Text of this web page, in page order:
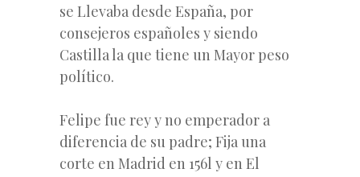
se Llevaba desde España, por
consejeros españoles y siendo
Castilla la que tiene un Mayor peso
político.
Felipe fue rey y no emperador a
diferencia de su padre; Fija una
corte en Madrid en 156l y en El